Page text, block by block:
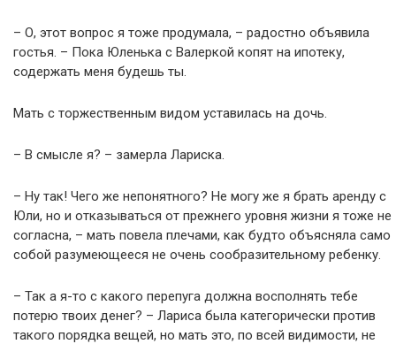
– О, этот вопрос я тоже продумала, – радостно объявила
гостья. – Пока Юленька с Валеркой копят на ипотеку,
содержать меня будешь ты.
Мать с торжественным видом уставилась на дочь.
– В смысле я? – замерла Лариска.
– Ну так! Чего же непонятного? Не могу же я брать аренду с
Юли, но и отказываться от прежнего уровня жизни я тоже не
согласна, – мать повела плечами, как будто объясняла само
собой разумеющееся не очень сообразительному ребенку.
– Так а я-то с какого перепуга должна восполнять тебе
потерю твоих денег? – Лариса была категорически против
такого порядка вещей, но мать это, по всей видимости, не